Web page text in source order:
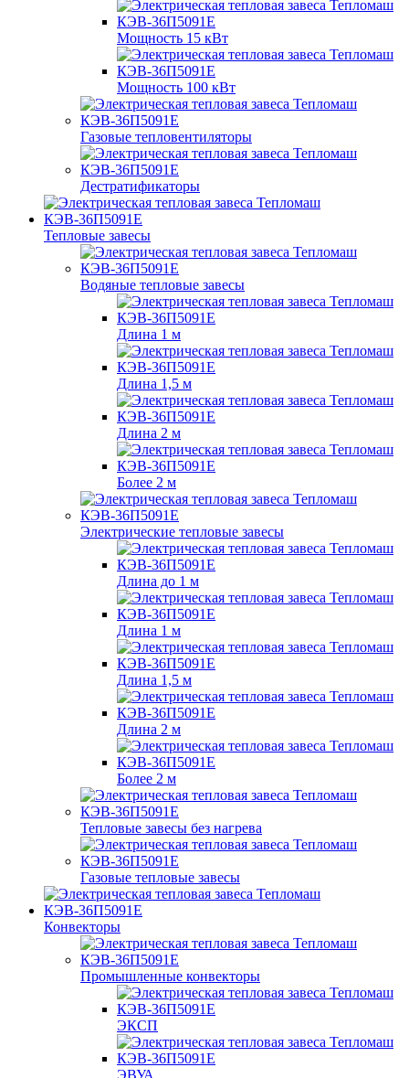
Мощность 15 кВт
Мощность 100 кВт
Газовые тепловентиляторы
Дестратификаторы
Тепловые завесы
Водяные тепловые завесы
Длина 1 м
Длина 1,5 м
Длина 2 м
Более 2 м
Электрические тепловые завесы
Длина до 1 м
Длина 1 м
Длина 1,5 м
Длина 2 м
Более 2 м
Тепловые завесы без нагрева
Газовые тепловые завесы
Конвекторы
Промышленные конвекторы
ЭКСП